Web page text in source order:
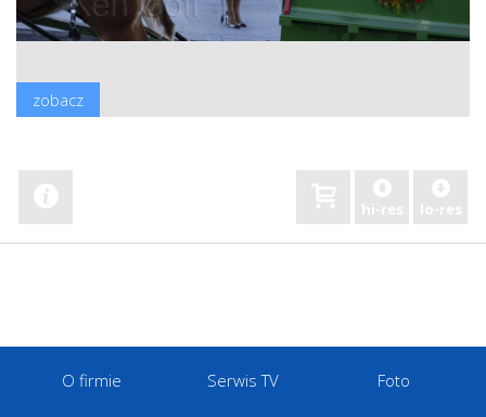
zobacz
hi-res lo-res
O firmie Serwis TV Foto